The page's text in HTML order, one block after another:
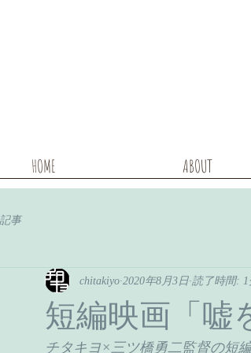
HOME ABOUT
事
短編映画「嘘
chitakiyo 2020年8月3日 読了時間: 1
チタキヨ×三ツ橋勇二監督の短